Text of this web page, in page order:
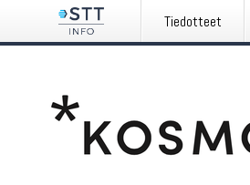
Tiedotteet